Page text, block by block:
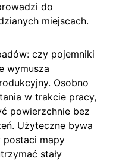
do
miejscach.
czy pojemniki
wymusza
Osobno
w trakcie pracy,
powierzchnie bez
Użyteczne bywa
postaci mapy
stały